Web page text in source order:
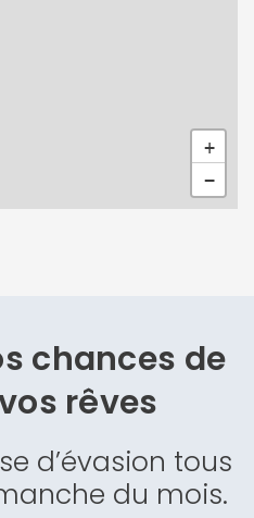
+
−
vous par mail
Politique de
chances de
rêves
d’évasion tous
du mois.